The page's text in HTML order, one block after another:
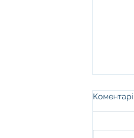
Коментарі